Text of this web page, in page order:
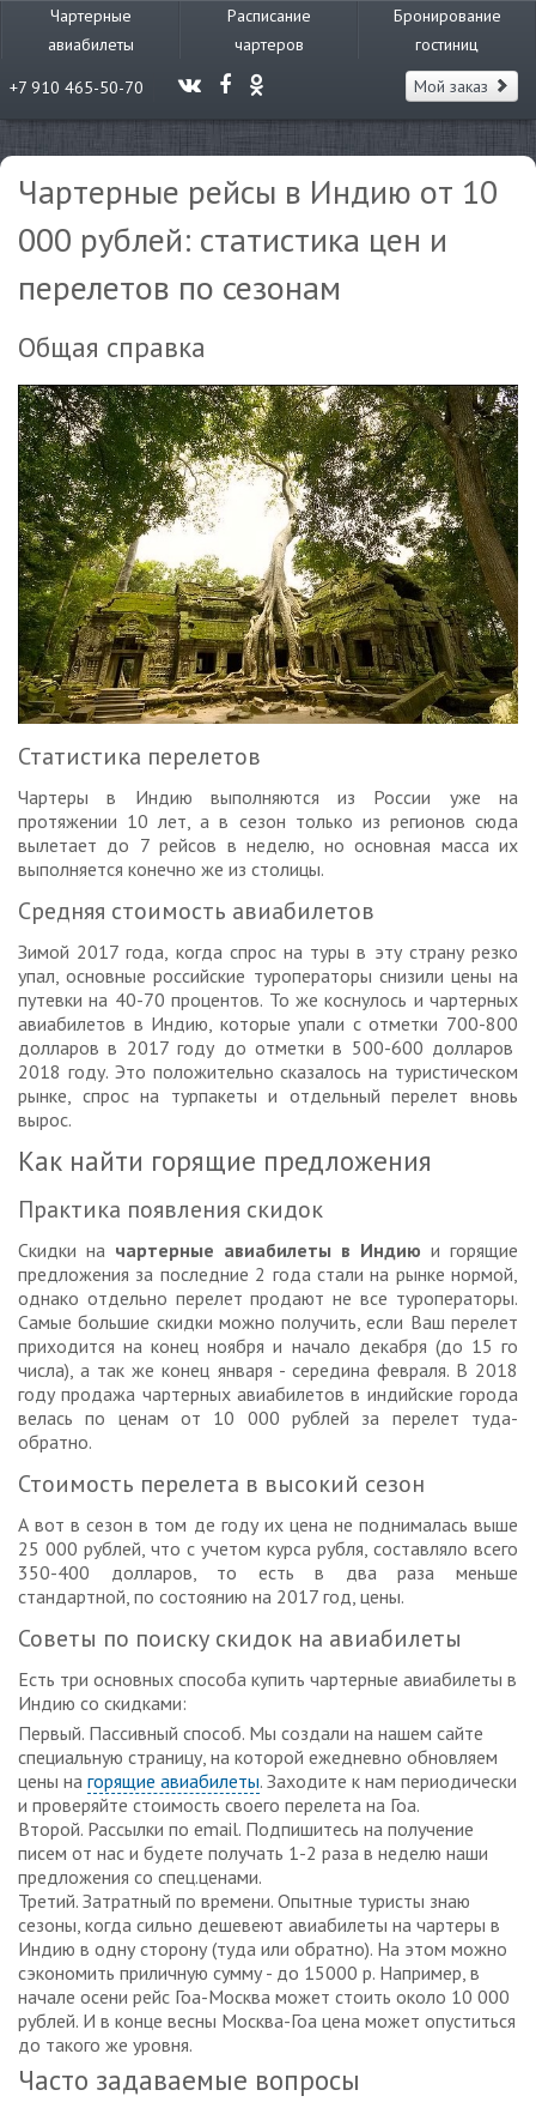
Чартерные
авиабилеты
Расписание
чартеров
Бронирование
гостиниц
+7 910 465-50-70
Мой заказ
Чартерные рейсы в Индию от 10
000 рублей: статистика цен и
перелетов по сезонам
Общая справка
Статистика перелетов
Чартеры в Индию выполняются из России уже на
протяжении 10 лет, а в сезон только из регионов сюда
вылетает до 7 рейсов в неделю, но основная масса их
выполняется конечно же из столицы.
Средняя стоимость авиабилетов
Зимой 2017 года, когда спрос на туры в эту страну резко
упал, основные российские туроператоры снизили цены на
путевки на 40-70 процентов. То же коснулось и чартерных
авиабилетов в Индию, которые упали с отметки 700-800
долларов в 2017 году до отметки в 500-600 долларов
2018 году. Это положительно сказалось на туристическом
рынке, спрос на турпакеты и отдельный перелет вновь
вырос.
Как найти горящие предложения
Практика появления скидок
Скидки на чартерные авиабилеты в Индию и горящие
предложения за последние 2 года стали на рынке нормой,
однако отдельно перелет продают не все туроператоры.
Самые большие скидки можно получить, если Ваш перелет
приходится на конец ноября и начало декабря (до 15 го
числа), а так же конец января - середина февраля. В 2018
году продажа чартерных авиабилетов в индийские города
велась по ценам от 10 000 рублей за перелет туда-
обратно.
Стоимость перелета в высокий сезон
А вот в сезон в том де году их цена не поднималась выше
25 000 рублей, что с учетом курса рубля, составляло всего
350-400 долларов, то есть в два раза меньше
стандартной, по состоянию на 2017 год, цены.
Советы по поиску скидок на авиабилеты
Есть три основных способа купить чартерные авиабилеты в
Индию со скидками:
Первый. Пассивный способ. Мы создали на нашем сайте
специальную страницу, на которой ежедневно обновляем
цены на горящие авиабилеты. Заходите к нам периодически
и проверяйте стоимость своего перелета на Гоа.
Второй. Рассылки по email. Подпишитесь на получение
писем от нас и будете получать 1-2 раза в неделю наши
предложения со спец.ценами.
Третий. Затратный по времени. Опытные туристы знаю
сезоны, когда сильно дешевеют авиабилеты на чартеры в
Индию в одну сторону (туда или обратно). На этом можно
сэкономить приличную сумму - до 15000 р. Например, в
начале осени рейс Гоа-Москва может стоить около 10 000
рублей. И в конце весны Москва-Гоа цена может опуститься
до такого же уровня.
Часто задаваемые вопросы